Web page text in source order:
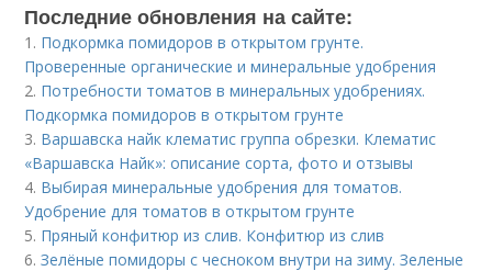
Последние обновления на сайте:
1. Подкормка помидоров в открытом грунте.
Проверенные органические и минеральные удобрения
2. Потребности томатов в минеральных удобрениях.
Подкормка помидоров в открытом грунте
3. Варшавска найк клематис группа обрезки. Клематис
«Варшавска Найк»: описание сорта, фото и отзывы
4. Выбирая минеральные удобрения для томатов.
Удобрение для томатов в открытом грунте
5. Пряный конфитюр из слив. Конфитюр из слив
6.Зелёные помидоры с чесноком внутри на зиму. Зеленые